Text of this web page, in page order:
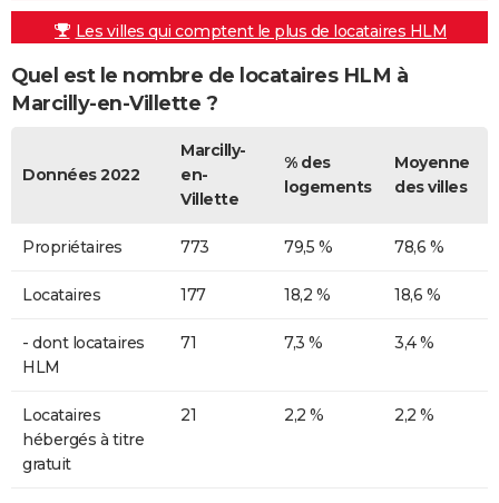
Les villes qui comptent le plus de locataires HLM
Quel est le nombre de locataires HLM à
Marcilly-en-Villette ?
Données 2022
Marcilly-
en-
Villette
% des
logements
Moyenne
des villes
Propriétaires 773 79,5 % 78,6 %
Locataires 177 18,2 % 18,6 %
- dont locataires
HLM
71 7,3 % 3,4 %
Locataires
hébergés à titre
gratuit
21 2,2 % 2,2 %